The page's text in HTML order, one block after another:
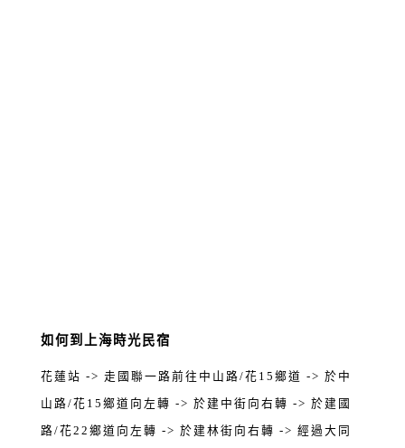
如何到上海時光民宿
花蓮站 -> 走國聯一路前往中山路/花15鄉道 -> 於中
山路/花15鄉道向左轉 -> 於建中街向右轉 -> 於建國
路/花22鄉道向左轉 -> 於建林街向右轉 -> 經過大同